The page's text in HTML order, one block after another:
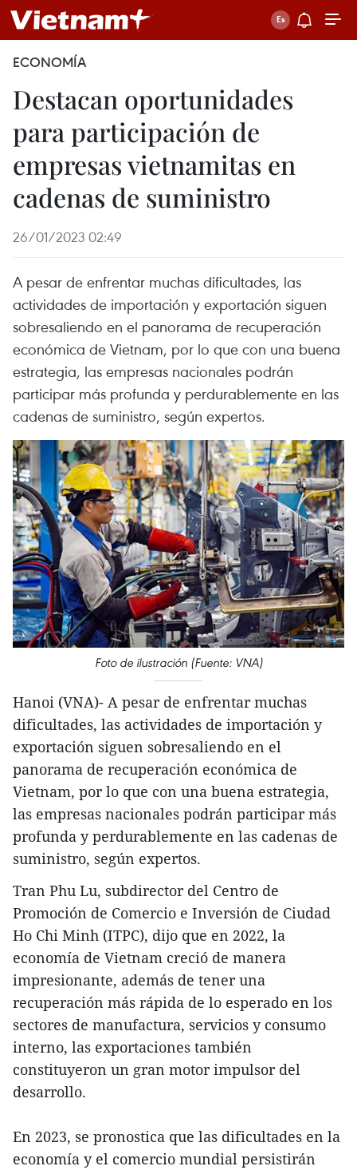
ECONOMÍA
Destacan oportunidades
para participación de
empresas vietnamitas en
cadenas de suministro
26/01/2023 02:49
A pesar de enfrentar muchas dificultades, las
actividades de importación y exportación siguen
sobresaliendo en el panorama de recuperación
económica de Vietnam, por lo que con una buena
estrategia, las empresas nacionales podrán
participar más profunda y perdurablemente en las
cadenas de suministro, según expertos.
Foto de ilustración (Fuente: VNA)
Hanoi (VNA)- A pesar de enfrentar muchas
dificultades, las actividades de importación y
exportación siguen sobresaliendo en el
panorama de recuperación económica de
Vietnam, por lo que con una buena estrategia,
las empresas nacionales podrán participar más
profunda y perdurablemente en las cadenas de
suministro, según expertos.
Tran Phu Lu, subdirector del Centro de
Promoción de Comercio e Inversión de Ciudad
Ho Chi Minh (ITPC), dijo que en 2022, la
economía de Vietnam creció de manera
impresionante, además de tener una
recuperación más rápida de lo esperado en los
sectores de manufactura, servicios y consumo
interno, las exportaciones también
constituyeron un gran motor impulsor del
desarrollo.
En 2023, se pronostica que las dificultades en la
economía y el comercio mundial persistirán